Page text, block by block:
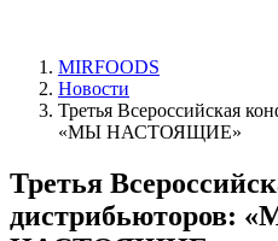
MIRFOODS
Новости
Третья Всероссийская
«МЫ НАСТОЯЩИЕ»
Третья
дистрибьюторов: